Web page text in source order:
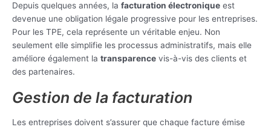
Depuis quelques années, la facturation électronique est
devenue une obligation légale progressive pour les entreprises.
Pour les TPE, cela représente un véritable enjeu. Non
seulement elle simplifie les processus administratifs, mais elle
améliore également la transparence vis-à-vis des clients et
des partenaires.
Gestion de la facturation
Les entreprises doivent s’assurer que chaque facture émise